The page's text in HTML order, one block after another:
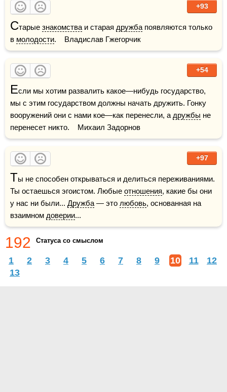
+93
Старые знакомства и старая дружба появляются только
в молодости.    Владислав Гжегорчик
+54
Если мы хотим развалить какое—нибудь государство,
мы с этим государством должны начать дружить. Гонку
вооружений они с нами кое—как перенесли, а дружбы не
перенесет никто.    Михаил Задорнов
+97
Ты не способен открываться и делиться переживаниями.
Ты остаешься эгоистом. Любые отношения, какие бы они
у нас ни были... Дружба — это любовь, основанная на
взаимном доверии...
192 Статуса со смыслом
1 2 3 4 5 6 7 8 9 10 11
12
13